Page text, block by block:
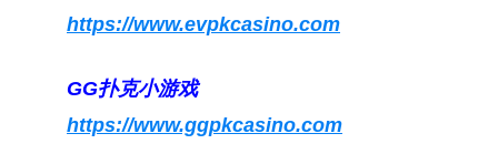
https://www.evpkcasino.com
GG扑克小游戏
https://www.ggpkcasino.com